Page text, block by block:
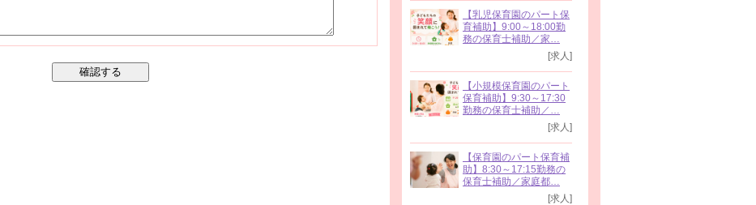
【乳児保育園のパート保
育補助】9:00～18:00勤
務の保育士補助／家…
[求人]
【小規模保育園のパート
保育補助】9:30～17:30
勤務の保育士補助／…
[求人]
【保育園のパート保育補
助】8:30～17:15勤務の
保育士補助／家庭都…
[求人]